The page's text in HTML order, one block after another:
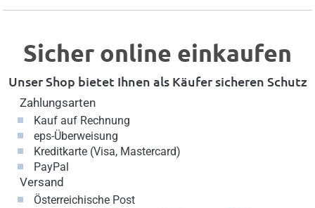
Sicher online einkaufen
Unser Shop bietet Ihnen als Käufer sicheren Schutz
Zahlungsarten
Kauf auf Rechnung
eps-Überweisung
Kreditkarte (Visa, Mastercard)
PayPal
Versand
Österreichische Post